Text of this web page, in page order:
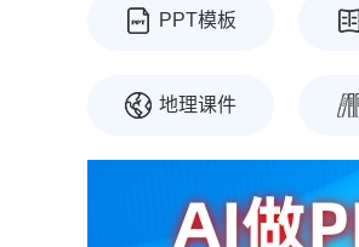
PPT模板
地理课件